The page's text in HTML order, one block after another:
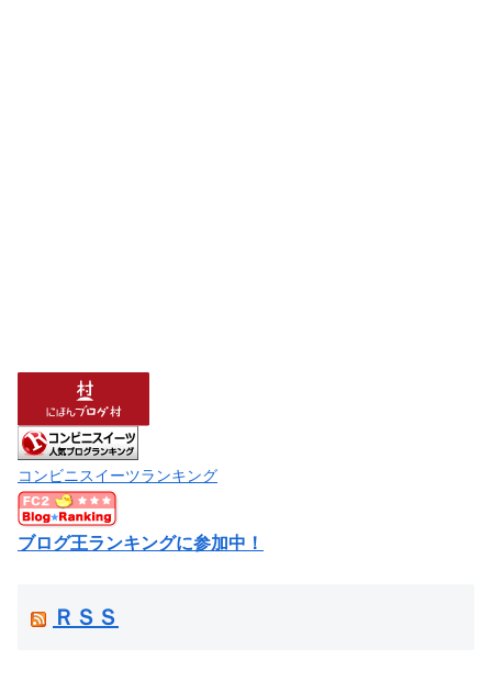
コンビニスイーツランキング
ブログ王ランキングに参加中！
ＲＳＳ